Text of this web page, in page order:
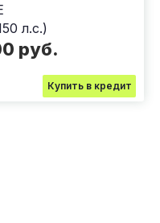
л.с.)
руб.
Купить в кредит